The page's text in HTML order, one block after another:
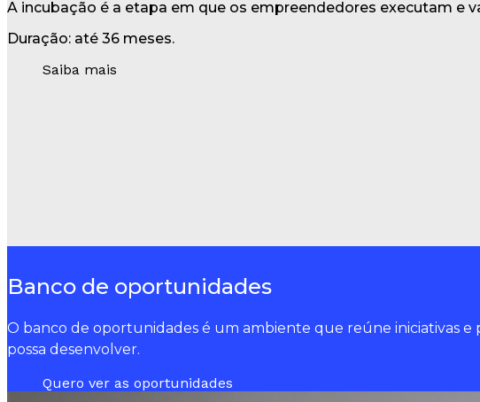
A incubação é a etapa em que os empreendedores executam e
Duração: até 36 meses.
Saiba mais
Banco de oportunidades
O banco de oportunidades é um ambiente que reúne iniciativas
possa desenvolver.
Quero ver as oportunidades